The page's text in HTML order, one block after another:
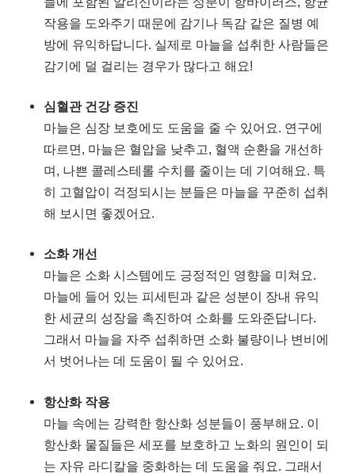
작용을 도와주기 때문에 감기나 독감 같은 질병 예
방에 유익하답니다. 실제로 마늘을 섭취한 사람들은
감기에 덜 걸리는 경우가 많다고 해요!
심혈관 건강 증진
마늘은 심장 보호에도 도움을 줄 수 있어요. 연구에
따르면, 마늘은 혈압을 낮추고, 혈액 순환을 개선하
며, 나쁜 콜레스테롤 수치를 줄이는 데 기여해요. 특
히 고혈압이 걱정되시는 분들은 마늘을 꾸준히 섭취
해 보시면 좋겠어요.
소화 개선
마늘은 소화 시스템에도 긍정적인 영향을 미쳐요.
마늘에 들어 있는 피세틴과 같은 성분이 장내 유익
한 세균의 성장을 촉진하여 소화를 도와준답니다.
그래서 마늘을 자주 섭취하면 소화 불량이나 변비에
서 벗어나는 데 도움이 될 수 있어요.
항산화 작용
마늘 속에는 강력한 항산화 성분들이 풍부해요. 이
항산화 물질들은 세포를 보호하고 노화의 원인이 되
는 자유 라디칼을 중화하는 데 도움을 줘요. 그래서